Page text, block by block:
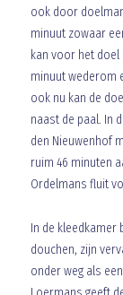
ook door
minuut zowaar
kan voor het doel
minuut wederom
ook nu kan de
naast de paal. In
den Nieuwenhof
ruim 46 minuten
Ordelmans fluit
In de kleedkamer
douchen, zijn
onder weg als